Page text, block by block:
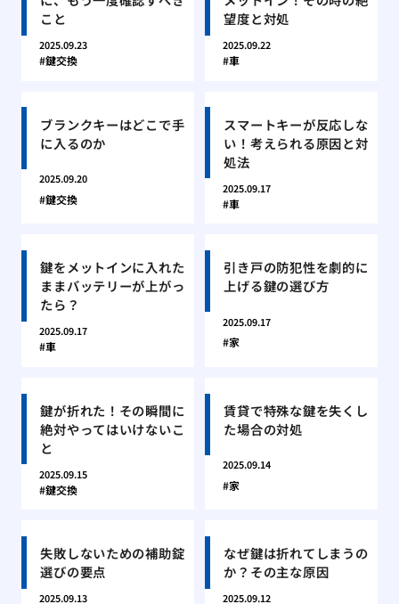
こと
2025.09.23
鍵交換
望度と対処
2025.09.22
車
ブランクキーはどこで手
に入るのか
2025.09.20
鍵交換
スマートキーが反応しな
い！考えられる原因と対
処法
2025.09.17
車
鍵をメットインに入れた
ままバッテリーが上がっ
たら？
2025.09.17
車
引き戸の防犯性を劇的に
上げる鍵の選び方
2025.09.17
家
鍵が折れた！その瞬間に
絶対やってはいけないこ
と
2025.09.15
鍵交換
賃貸で特殊な鍵を失くし
た場合の対処
2025.09.14
家
失敗しないための補助錠
選びの要点
2025.09.13
なぜ鍵は折れてしまうの
か？その主な原因
2025.09.12